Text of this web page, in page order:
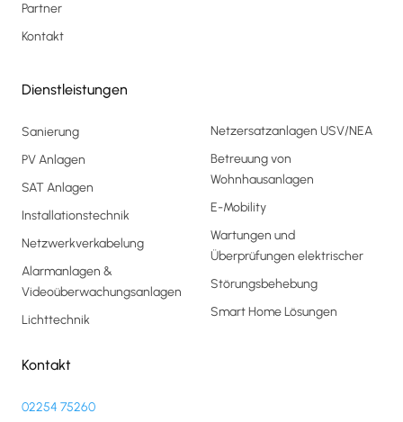
Partner
Kontakt
Dienstleistungen
Sanierung
PV Anlagen
SAT Anlagen
Installationstechnik
Netzwerkverkabelung
Alarmanlagen &
Videoüberwachungsanlagen
Lichttechnik
Netzersatzanlagen USV/NEA
Betreuung von
Wohnhausanlagen
E-Mobility
Wartungen und
Überprüfungen elektrischer
Störungsbehebung
Smart Home Lösungen
Kontakt
02254 75260